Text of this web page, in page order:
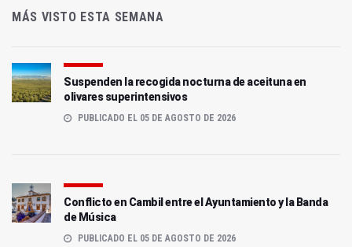
MÁS VISTO ESTA SEMANA
Suspenden la recogida nocturna de aceituna en
olivares superintensivos
PUBLICADO EL 05 DE AGOSTO DE 2026
Conflicto en Cambil entre el Ayuntamiento y la Banda
de Música
PUBLICADO EL 05 DE AGOSTO DE 2026